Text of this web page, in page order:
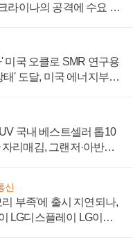
라이나의 공격에 수요 늘
미국 오클로 SMR 연구용
태' 도달, 미국 에너지부
국내 베스트셀러 톱10
리매김, 그랜저·아반떼
신
부족'에 출시 지연되나,
LG디스플레이 LG이노